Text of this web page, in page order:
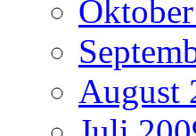
August